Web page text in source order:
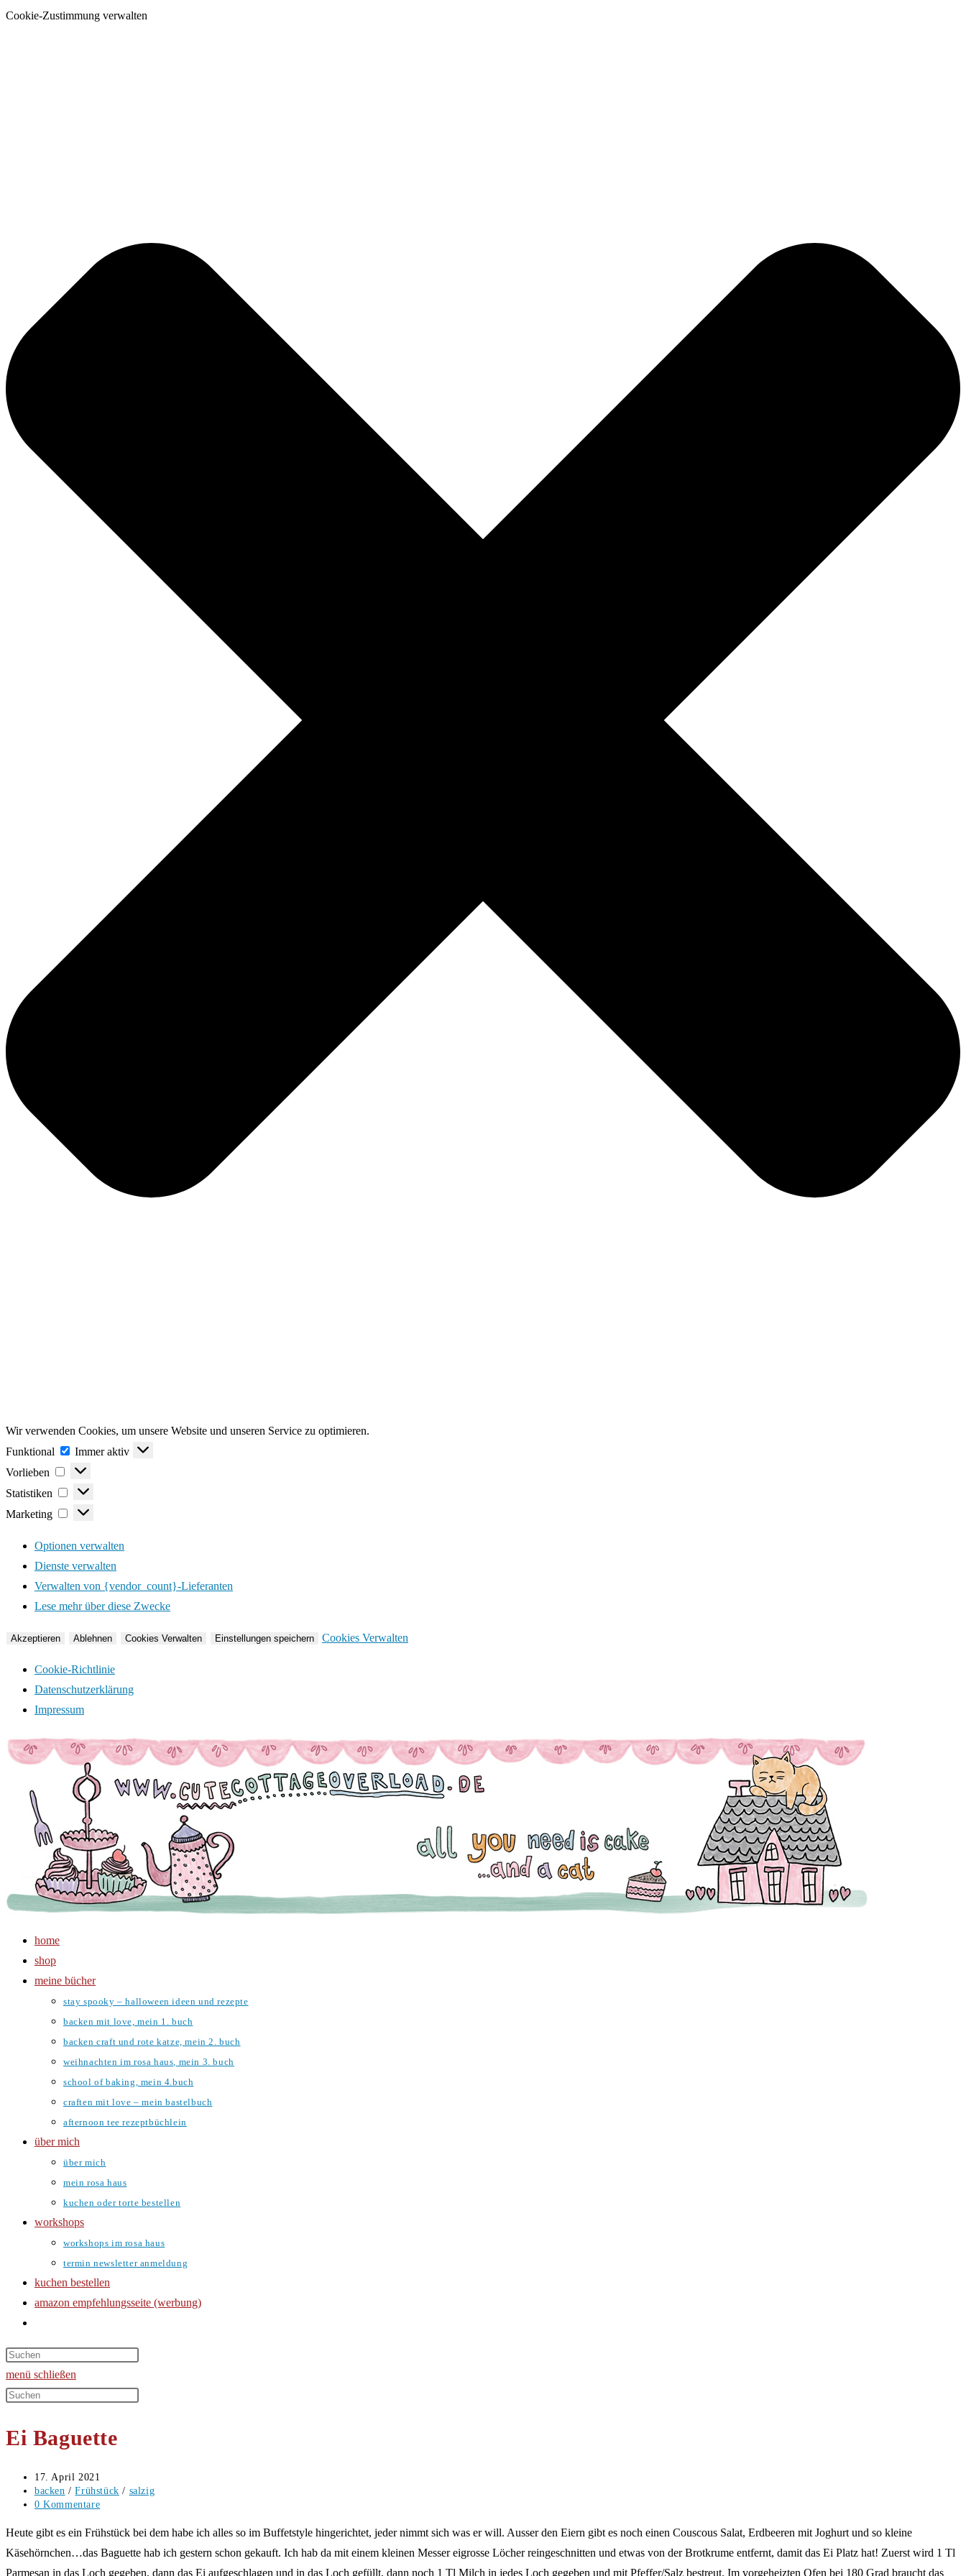
Cookie-Zustimmung verwalten
Wir verwenden Cookies, um unsere Website und unseren Service zu optimieren.
Funktional
Funktional
Immer aktiv
Vorlieben
Vorlieben
Statistiken
Statistiken
Marketing
Marketing
Optionen verwalten
Dienste verwalten
Verwalten von {vendor_count}-Lieferanten
Lese mehr über diese Zwecke
Akzeptieren Ablehnen Cookies Verwalten Einstellungen speichern Cookies Verwalten
Cookie-Richtlinie
Datenschutzerklärung
Impressum
Zum
Inhalt
home
shop
meine bücher
stay spooky – halloween ideen und rezepte
backen mit love, mein 1. buch
backen craft und rote katze, mein 2. buch
weihnachten im rosa haus, mein 3. buch
school of baking, mein 4.buch
craften mit love – mein bastelbuch
afternoon tee rezeptbüchlein
über mich
über mich
mein rosa haus
kuchen oder torte bestellen
workshops
workshops im rosa haus
termin newsletter anmeldung
kuchen bestellen
amazon empfehlungsseite (werbung)
umschalten
menü schließen
Diese
durchsuchen
Ei Baguette
Beitrag
veröffentlicht:
17. April 2021
Beitrags-
Kategorie:
backen / Frühstück / salzig
Beitrags-
0 Kommentare
Heute gibt es ein Frühstück bei dem habe ich alles so im Buffetstyle hingerichtet, jeder nimmt sich was er will. Ausser den Eiern gibt es noch einen Couscous Salat, Erdbeeren mit Joghurt und so kleine
Käsehörnchen…das Baguette hab ich gestern schon gekauft. Ich hab da mit einem kleinen Messer eigrosse Löcher reingeschnitten und etwas von der Brotkrume entfernt, damit das Ei Platz hat! Zuerst wird 1 Tl
Parmesan in das Loch gegeben, dann das Ei aufgeschlagen und in das Loch gefüllt, dann noch 1 Tl Milch in jedes Loch gegeben und mit Pfeffer/Salz bestreut. Im vorgeheizten Ofen bei 180 Grad braucht das